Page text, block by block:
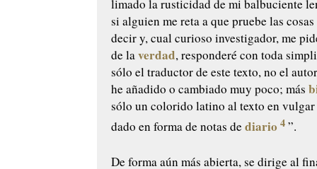
limado la rusticidad de mi balbuciente
si alguien me reta a que pruebe las
decir y, cual curioso investigador, me
de laverdad, responderé con toda
sólo el traductor de este texto, no el
he añadido o cambiado muy poco; más
sólo un colorido latino al texto en vulgar
dado en forma de notas dediario 4”.
De forma aún más abierta, se dirige al